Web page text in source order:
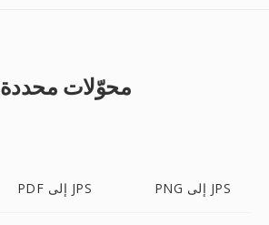
محوّلات محددة
PDF إلى JPS PNG إلى JPS